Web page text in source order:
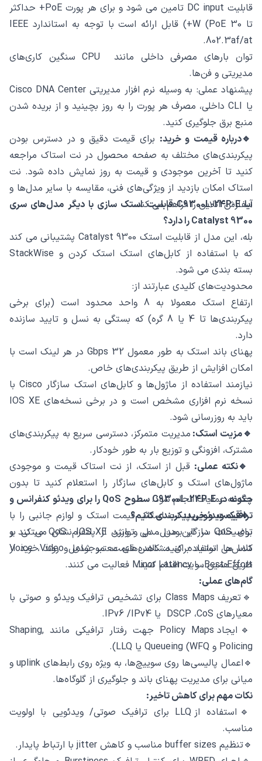
قابلیت DC input تامین می ‌شود و برای هر پورت PoE+ حداکثر
تا 30 W (PoE+) قابل ارائه است با توجه به استاندارد IEEE
802.3af/at.
توان بارهای مصرفی داخلی مانند CPU سنگین‌ کاری‌های
مدیریتی و فن‌ها.
پیشنهاد عملی: به ‌وسیله نرم‌ افزار مدیریتی Cisco DNA Center
یا CLI داخلی، مصرف هر پورت را به‌ روز بچینید و از بریده ‌شدن
منبع برق جلوگیری کنید.
🔹درباره قیمت و خرید: برای قیمت دقیق و در دسترس بودن
پیکربندی‌های مختلف به صفحه محصول در نت استاک مراجعه
کنید تا آخرین موجودی و قیمت به ‌روز نمایش داده شود. نت
استاک امکان بازدید از ویژگی‌های فنی، مقایسه با سایر مدل‌ها و
سفارش آنلاین را فراهم می ‌کند.آیا C9300L-24P-E قابلیت استک ‌سازی با دیگر مدل‌های سری
Catalyst 9300 را دارد؟
بله، این مدل از قابلیت استک Catalyst 9300 پشتیبانی می ‌کند
که با استفاده از کابل‌های استک استک ‌کردن و StackWise
بسته ‌بندی می ‌شود.
محدودیت‌های کلیدی عبارتند از:
ارتفاع استک معمولا به 8 واحد محدود است (برای برخی
پیکربندی‌ها تا 4 یا 8 گره) که بستگی به نسل و تایید سازنده
دارد.
پهنای باند استک به ‌طور معمول 32 Gbps در هر لینک است با
امکان افزایش از طریق پیکربندی‌های خاص.
نیازمند استفاده از ماژول‌ها و کابل‌های استک سازگار Cisco با
نسخه نرم ‌افزاری مشخص است و در برخی نسخه‌های IOS XE
باید به ‌روزرسانی شود.
🔹مزیت استک: مدیریت متمرکز، دسترسی سریع به پیکربندی‌های
مشترک، افزونگی و توزیع بار به‌ طور خودکار.
🔹نکته عملی: قبل از استک، از نت استاک قیمت و موجودی
ماژول‌های استک و کابل‌های سازگار را استعلام کنید تا بدون
دغدغه عملیات انجام شود.
🔹قیمت و خرید:نت استاک قیمت استک و لوازم جانبی را با
توضیحات سازگار بودن مدل و ورژن IOS XE نشان می ‌کند و
شما می ‌توانید برای مشاهده قیمت، موجودی و روند خرید از
طریق همین سایت اقدام کنید.
چگونه در C9300L-24P-E سطوح QoS را برای ویدئو کنفرانس و
ترافیک ویدئویی پیکربندی کنیم؟
برای QoS در این مدل، می ‌توانید از پلتفرم QoS مبتنی بر
کلاس‌ها استفاده کنید: کلاس‌های معتبر شامل Voice ،Video
،Best Effort و Minor Latency فعالیت می ‌کنند.
گام‌های عملی:
🔹تعریف Class Maps برای تشخیص ترافیک ویدئو و صوتی با
معیارهای DSCP ،CoS یا IPv6 /IPv4.
🔹ایجاد Policy Maps جهت رفتار ترافیکی مانند Shaping,
Policing و Queueing (WFQ یا LLQ).
🔹اعمال پالیسی‌ها روی سوییچ‌ها، به‌ ویژه روی رابط‌های uplink و
میانی برای مدیریت پهنای باند و جلوگیری از گلوگاه‌ها.
نکات مهم برای کاهش تاخیر:
🔹استفاده از LLQ برای ترافیک صوتی/ ویدئویی با اولویت
مناسب.
🔹تنظیم buffer sizes مناسب و کاهش jitter با ارتباط پایدار.